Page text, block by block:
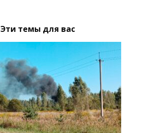
Эти темы для вас